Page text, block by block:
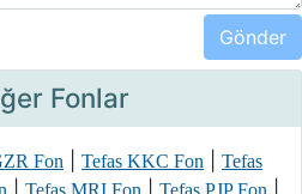
Fonlar
Fon Tefas KKC Fon
Tefas
Tefas MRI Fon Tefas PJP Fon